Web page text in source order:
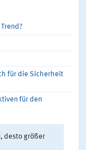
für die Sicherheit
für den
desto größer